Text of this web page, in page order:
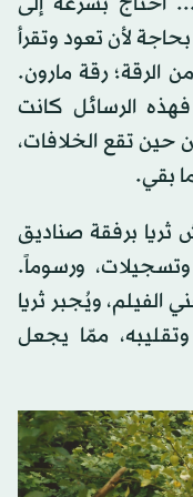
لأن تعود وتقرأ
الرقة؛ رقة مارون.
الرسائل كانت
حين تقع الخلافات،
بقي.
ثريا برفقة صناديق
ورسوماً.
ويُجبر ثريا
وتقليبه، ممّا يجعل